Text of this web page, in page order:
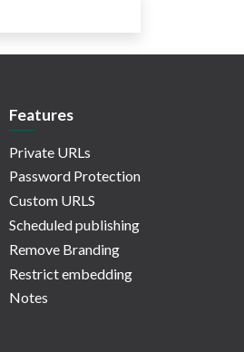
Features
Private URLs
Password Protection
Custom URLS
Scheduled publishing
Remove Branding
Restrict embedding
Notes